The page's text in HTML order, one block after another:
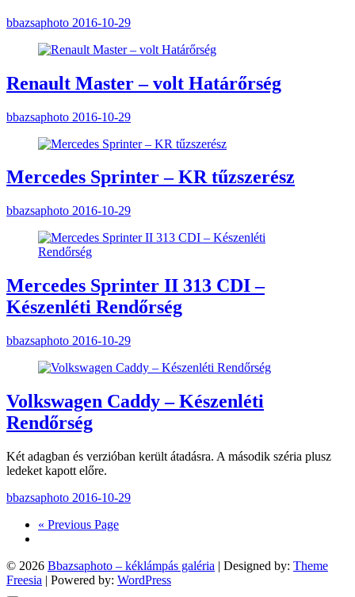
bbazsaphoto 2016-10-29
Renault Master – volt Határőrség
bbazsaphoto 2016-10-29
Mercedes Sprinter – KR tűzszerész
bbazsaphoto 2016-10-29
Mercedes Sprinter II 313 CDI –
Készenléti Rendőrség
bbazsaphoto 2016-10-29
Volkswagen Caddy – Készenléti
Rendőrség
Két adagban és verzióban került átadásra. A második széria plusz
ledeket kapott előre.
bbazsaphoto 2016-10-29
« Previous Page
© 2026 Bbazsaphoto – kéklámpás galéria | Designed by: Theme
Freesia | Powered by: WordPress